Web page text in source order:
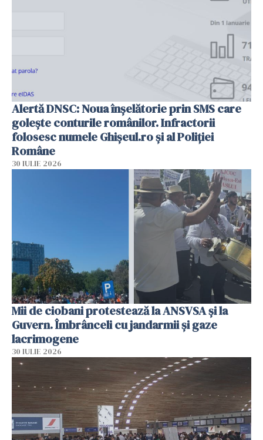
Alertă DNSC: Noua înșelătorie prin SMS care
golește conturile românilor. Infractorii
folosesc numele Ghișeul.ro și al Poliției
Române
30 IULIE 2026
Mii de ciobani protestează la ANSVSA și la
Guvern. Îmbrânceli cu jandarmii și gaze
lacrimogene
30 IULIE 2026